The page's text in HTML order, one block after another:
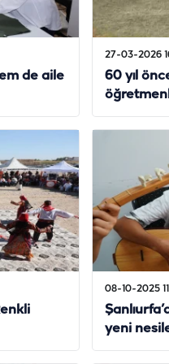
de aile
27-03-2026
60 yıl
08-10-2025
yeni